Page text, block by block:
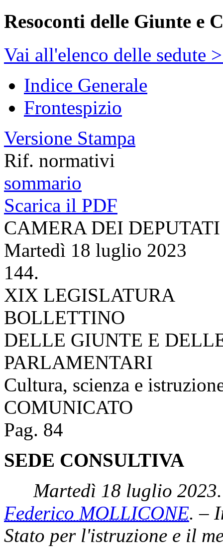
Resoconti delle Giunte e
Vai all'elenco delle sedute
Indice Generale
Frontespizio
Versione Stampa
Rif. normativi
sommario
Scarica il PDF
CAMERA DEI DEPUTATI
Martedì 18 luglio 2023
144.
XIX LEGISLATURA
BOLLETTINO
DELLE GIUNTE E
PARLAMENTARI
Cultura, scienza e
COMUNICATO
Pag. 84
SEDE CONSULTIVA
Martedì 18 luglio
Federico MOLLICONE. –
Stato per l'istruzione e il